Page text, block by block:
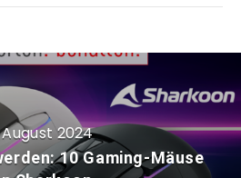
August 2024
10 Gaming-Mäuse